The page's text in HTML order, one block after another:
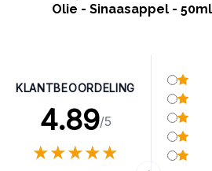
Olie - Sinaasappel - 50ml
KLANTBEOORDELING
4.89/5
★★★★★
★★★★★